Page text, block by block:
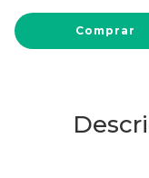
Comprar